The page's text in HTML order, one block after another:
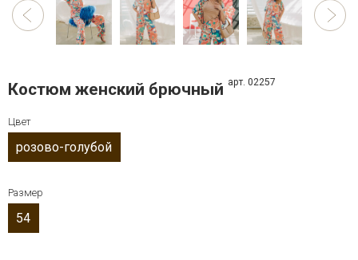
Костюм женский брючный арт. 02257
Цвет
розово-голубой
Размер
54